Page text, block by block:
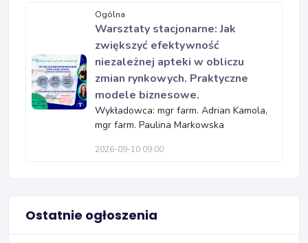
Ogólna
Warsztaty stacjonarne: Jak
zwiększyć efektywność
niezależnej apteki w obliczu
zmian rynkowych. Praktyczne
modele biznesowe.
Wykładowca: mgr farm. Adrian Kamola,
mgr farm. Paulina Markowska
2026-09-10 09:00
Ostatnie ogłoszenia